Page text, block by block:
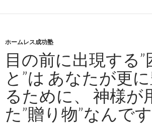
ホームレス成功塾
目の前に出現する”
と”は あなたが更
るために、 神様が
た”贈り物”なんです